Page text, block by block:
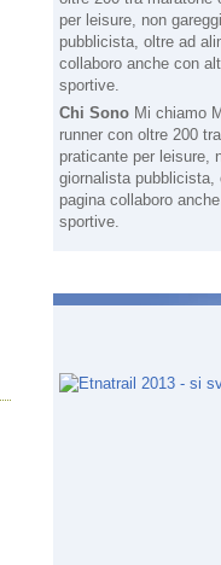
Chi Sono Mi chiamo
runner con oltre 200
praticante per leisure,
giornalista pubblicista,
pagina collaboro
sportive.